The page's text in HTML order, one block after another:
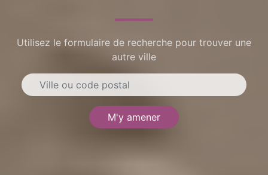
Utilisez le formulaire de recherche pour trouver une
autre ville
M'y amener